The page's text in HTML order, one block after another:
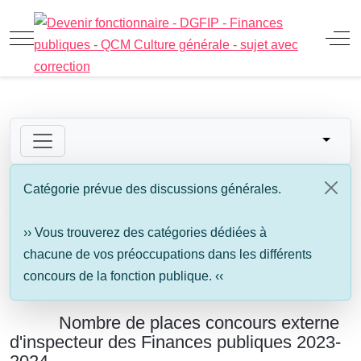
Mobile Menu Toggle Off-
Catégorie prévue des discussions générales.
›› Vous trouverez des catégories dédiées à
chacune de vos préoccupations dans les différents
concours de la fonction publique. ‹‹
Nombre de places concours externe
d'inspecteur des Finances publiques 2023-